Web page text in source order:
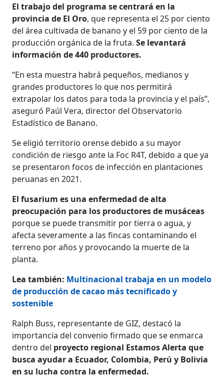
El trabajo del programa se centrará en la
provincia de El Oro, que representa el 25 por ciento
del área cultivada de banano y el 59 por ciento de la
producción orgánica de la fruta.Se levantará
información de 440 productores.
“En esta muestra habrá pequeños, medianos y
grandes productores lo que nos permitirá
extrapolar los datos para toda la provincia y el país”,
aseguró Paúl Vera, director del Observatorio
Estadístico de Banano.
Se eligió territorio orense debido a su mayor
condición de riesgo ante la Foc R4T, debido a que ya
se presentaron focos de infección en plantaciones
peruanas en 2021.
El fusarium es una enfermedad de alta
preocupación para los productores de musáceas
porque se puede transmitir por tierra o agua, y
afecta severamente a las fincas contaminando el
terreno por años y provocando la muerte de la
planta.
Lea también: Multinacional trabaja en un modelo
de producción de cacao más tecnificado y
sostenible
Ralph Buss, representante de GIZ, destacó la
importancia del convenio firmado que se enmarca
dentro del proyecto regional Estamos Alerta que
busca ayudar a Ecuador, Colombia, Perú y Bolivia
en su lucha contra la enfermedad.